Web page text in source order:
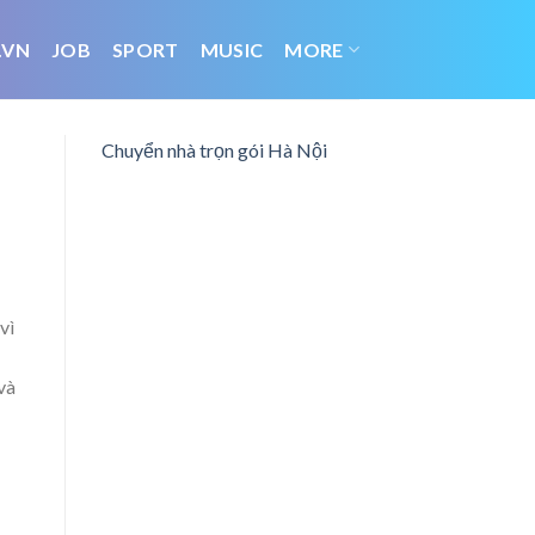
JOB SPORT MUSIC MORE
Chuyển nhà trọn gói Hà Nội